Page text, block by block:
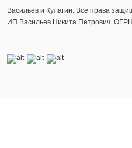
Васильев и Кулагин. Все права
ИП Васильев Никита Петрович.